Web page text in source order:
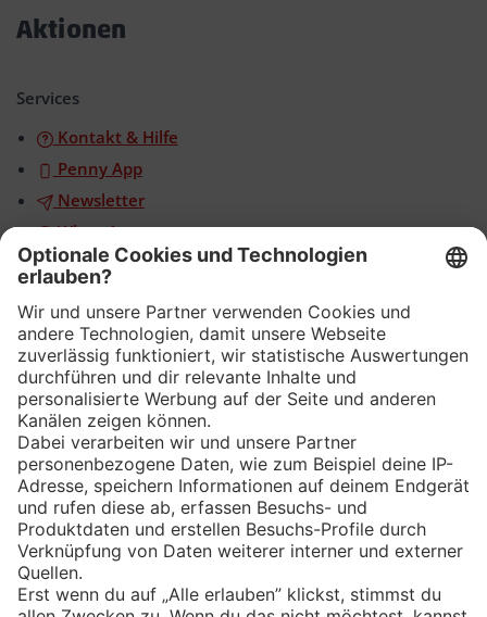
Aktionen
Services
Kontakt & Hilfe
Penny App
Newsletter
WhatsApp
App